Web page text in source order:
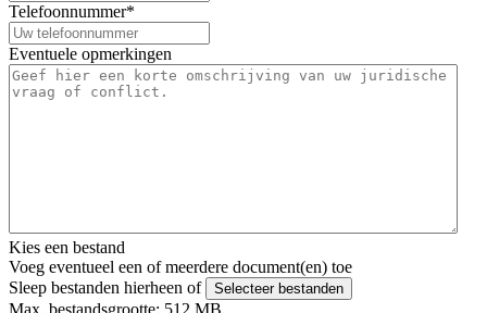
Telefoonnummer*
Eventuele opmerkingen
Kies een bestand
Voeg eventueel een of meerdere document(en) toe
Sleep bestanden hierheen of
Selecteer bestanden
Max. bestandsgrootte: 512 MB.